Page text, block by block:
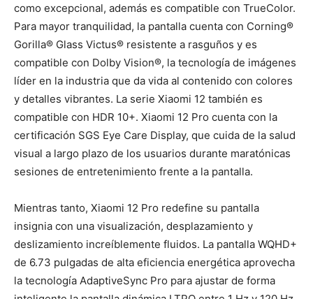
como excepcional, además es compatible con TrueColor.
Para mayor tranquilidad, la pantalla cuenta con Corning®
Gorilla® Glass Victus® resistente a rasguños y es
compatible con Dolby Vision®, la tecnología de imágenes
líder en la industria que da vida al contenido con colores
y detalles vibrantes. La serie Xiaomi 12 también es
compatible con HDR 10+. Xiaomi 12 Pro cuenta con la
certificación SGS Eye Care Display, que cuida de la salud
visual a largo plazo de los usuarios durante maratónicas
sesiones de entretenimiento frente a la pantalla.
Mientras tanto, Xiaomi 12 Pro redefine su pantalla
insignia con una visualización, desplazamiento y
deslizamiento increíblemente fluidos. La pantalla WQHD+
de 6.73 pulgadas de alta eficiencia energética aprovecha
la tecnología AdaptiveSync Pro para ajustar de forma